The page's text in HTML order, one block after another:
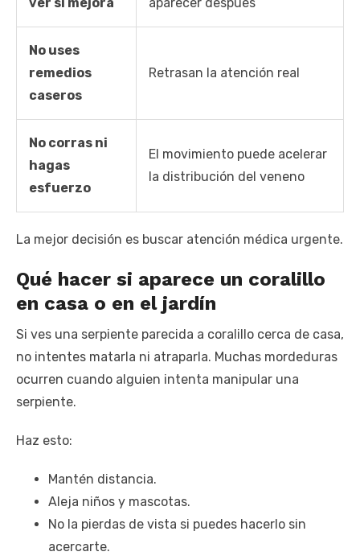
No uses
remedios
caseros
Retrasan la atención real
No corras ni
hagas
esfuerzo
El movimiento puede acelerar
la distribución del veneno
La mejor decisión es buscar atención médica urgente.
Qué hacer si aparece un coralillo
en casa o en el jardín
Si ves una serpiente parecida a coralillo cerca de casa,
no intentes matarla ni atraparla. Muchas mordeduras
ocurren cuando alguien intenta manipular una
serpiente.
Haz esto:
Mantén distancia.
Aleja niños y mascotas.
No la pierdas de vista si puedes hacerlo sin
acercarte.